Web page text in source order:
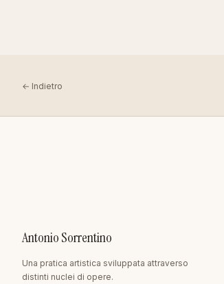
← Indietro
Antonio Sorrentino
Una pratica artistica sviluppata attraverso
distinti nuclei di opere.